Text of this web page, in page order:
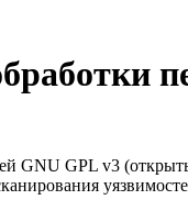
GNU GPL v3